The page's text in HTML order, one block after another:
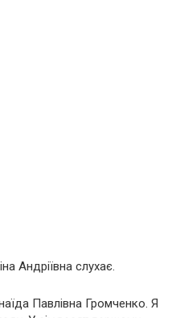
Андріївна слухає.
Павлівна Громченко. Я